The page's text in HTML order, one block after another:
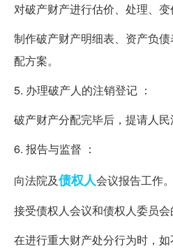
对破产财产进行估价、处理、变
制作破产财产明细表、资产负
配方案。
5. 办理破产人的注销登记 ：
破产财产分配完毕后，提请人民
6. 报告与监督 ：
向法院及债权人会议报告工作。
接受债权人会议和债权人委员会
在进行重大财产处分行为时，如